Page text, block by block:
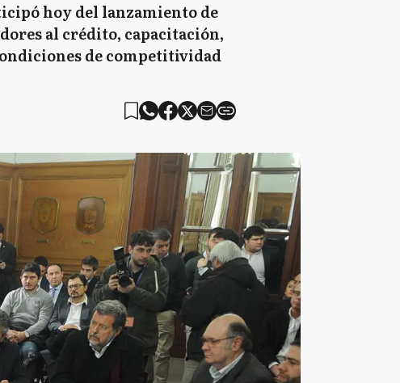
hoy del lanzamiento de
al crédito, capacitación,
de competitividad